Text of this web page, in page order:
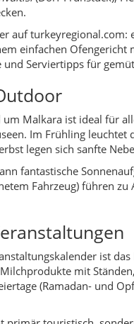
ist das
mit
(Ramadan- und
primär touristisch,
bist als Gast
& Timeline
sehr lange Geschichte
von einem
und Handelswege.
griechische
byzantinische Zeit–
– Ansiedlung